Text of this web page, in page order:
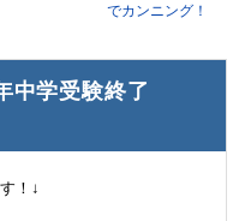
でカンニング！
中学受験終了
！↓